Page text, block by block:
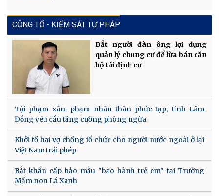
CÔNG TỐ - KIỂM SÁT TƯ PHÁP
Bắt người đàn ông lợi dụng
quản lý chung cư để lừa bán căn
hộ tái định cư
Tội phạm xâm phạm nhân thân phức tạp, tỉnh Lâm
Đồng yêu cầu tăng cường phòng ngừa
Khởi tố hai vợ chồng tổ chức cho người nước ngoài ở lại
Việt Nam trái phép
Bắt khẩn cấp bảo mẫu "bạo hành trẻ em" tại Trường
Mầm non Lá Xanh